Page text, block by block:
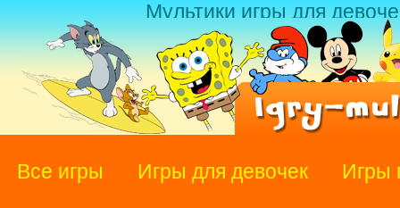
Мультики игры для
Все игры Игры для девочек Игры